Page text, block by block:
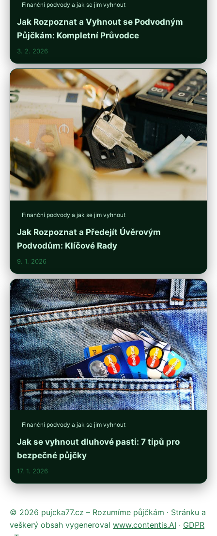
Finanční podvody a jak se jim vyhnout
Jak Rozpoznat a Vyhnout se Podvodným
Půjčkám: Kompletní Průvodce
3. 2. 2026
Finanční podvody a jak se jim vyhnout
Jak Rozpoznat a Předejít Úvěrovým
Podvodům: Klíčové Rady
9. 1. 2026
Finanční podvody a jak se jim vyhnout
Jak se vyhnout dluhové pasti: 7 tipů pro
bezpečné půjčky
17. 1. 2026
© 2026 pujcka77.cz – Rozumíme půjčkám · Stránku a
veškerý obsah vygeneroval www.contentis.AI · GDPR